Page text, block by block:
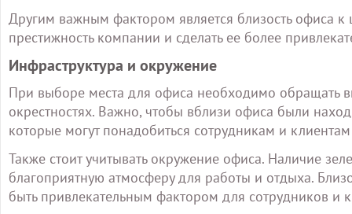
Другим важным фактором является близость офиса
престижность компании и сделать ее более
Инфраструктура и окружение
При выборе места для офиса необходимо обращать
окрестностях. Важно, чтобы вблизи офиса были
которые могут понадобиться сотрудникам и
Также стоит учитывать окружение офиса. Наличие
благоприятную атмосферу для работы и отдыха.
быть привлекательным фактором для сотрудников и